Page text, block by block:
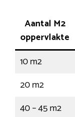
Aantal M2
oppervlakte
10 m2
20 m2
40 – 45 m2